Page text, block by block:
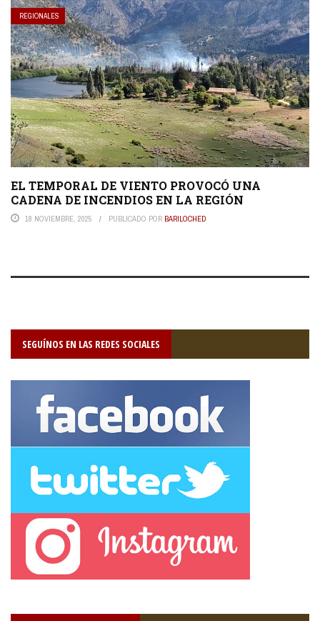
REGIONALES
EL TEMPORAL DE VIENTO PROVOCÓ UNA
CADENA DE INCENDIOS EN LA REGIÓN
18 NOVIEMBRE, 2025 PUBLICADO POR BARILOCHED
SEGUÍNOS EN LAS REDES SOCIALES